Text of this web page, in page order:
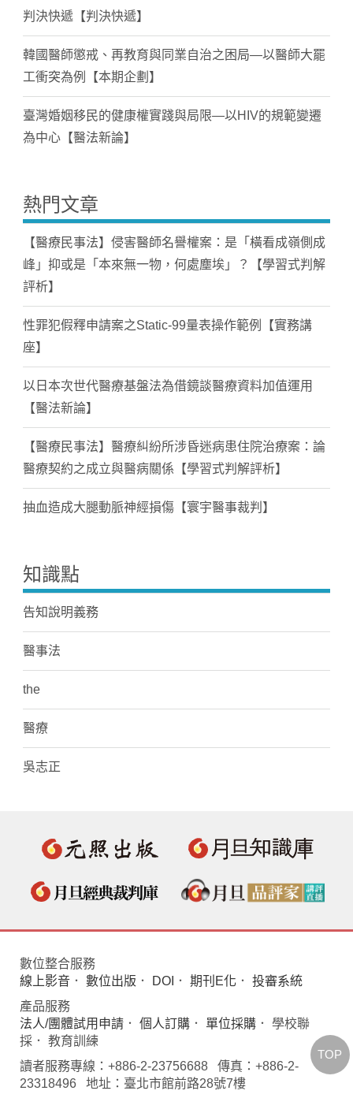
判決快遞【判決快遞】
韓國醫師懲戒、再教育與同業自治之困局—以醫師大罷
工衝突為例【本期企劃】
臺灣婚姻移民的健康權實踐與局限—以HIV的規範變遷
為中心【醫法新論】
熱門文章
【醫療民事法】侵害醫師名譽權案：是「橫看成嶺側成
峰」抑或是「本來無一物，何處塵埃」？【學習式判解
評析】
性罪犯假釋申請案之Static-99量表操作範例【實務講
座】
以日本次世代醫療基盤法為借鏡談醫療資料加值運用
【醫法新論】
【醫療民事法】醫療糾紛所涉昏迷病患住院治療案：論
醫療契約之成立與醫病關係【學習式判解評析】
抽血造成大腿動脈神經損傷【寰宇醫事裁判】
知識點
告知說明義務
醫事法
the
醫療
吳志正
數位整合服務
線上影音 ． 數位出版 ． DOI ． 期刊E化 ． 投審系統
產品服務
法人/團體試用申請 ． 個人訂購 ． 單位採購 ． 學校聯
採． 教育訓練
讀者服務專線：+886-2-23756688 傳真：+886-2-
23318496 地址：臺北市館前路28號7樓
TOP